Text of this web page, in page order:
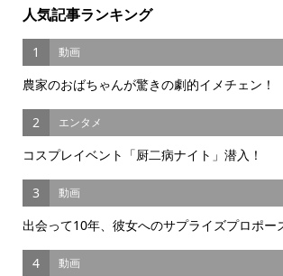
人気記事ランキング
1 動画
農家のおばちゃんが驚きの劇的イメチェン！
2 エンタメ
コスプレイベント「厨二病ナイト」潜入！
3 動画
出会って10年、彼女へのサプライズプロポー
4 動画